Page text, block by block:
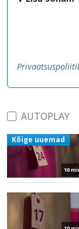
AUTOPLAY
10
Kõige uuemad